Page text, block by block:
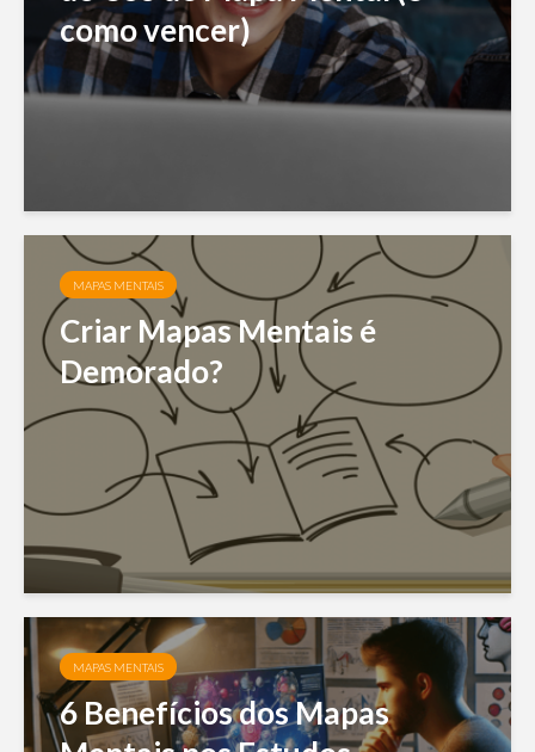
como vencer)
MAPAS MENTAIS
Criar Mapas Mentais é
Demorado?
MAPAS MENTAIS
6 Benefícios dos Mapas